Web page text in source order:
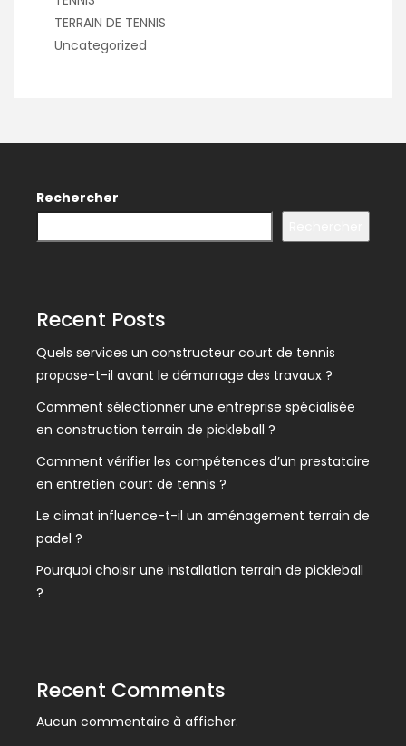
TERRAIN DE TENNIS
Uncategorized
Rechercher
Recent Posts
Quels services un constructeur court de tennis
propose-t-il avant le démarrage des travaux ?
Comment sélectionner une entreprise spécialisée
en construction terrain de pickleball ?
Comment vérifier les compétences d’un prestataire
en entretien court de tennis ?
Le climat influence-t-il un aménagement terrain de
padel ?
Pourquoi choisir une installation terrain de pickleball
?
Recent Comments
Aucun commentaire à afficher.